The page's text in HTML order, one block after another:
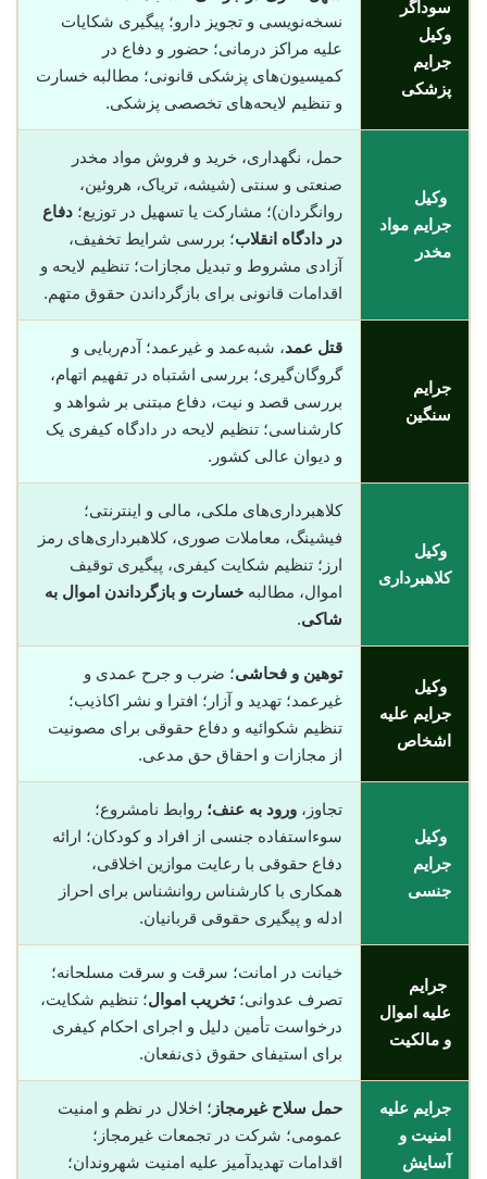
سوداگر
وکیل
جرایم
پزشکی
نسخه‌نویسی و تجویز دارو؛ پیگیری شکایات
علیه مراکز درمانی؛ حضور و دفاع در
کمیسیون‌های پزشکی قانونی؛ مطالبه خسارت
و تنظیم لایحه‌های تخصصی پزشکی.
وکیل
جرایم مواد
مخدر
حمل، نگهداری، خرید و فروش مواد مخدر
صنعتی و سنتی (شیشه، تریاک، هروئین،
روانگردان)؛ مشارکت یا تسهیل در توزیع؛ دفاع
در دادگاه انقلاب؛ بررسی شرایط تخفیف،
آزادی مشروط و تبدیل مجازات؛ تنظیم لایحه و
اقدامات قانونی برای بازگرداندن حقوق متهم.
جرایم
سنگین
قتل عمد، شبه‌عمد و غیرعمد؛ آدم‌ربایی و
گروگان‌گیری؛ بررسی اشتباه در تفهیم اتهام،
بررسی قصد و نیت، دفاع مبتنی بر شواهد و
کارشناسی؛ تنظیم لایحه در دادگاه کیفری یک
و دیوان عالی کشور.
وکیل
کلاهبرداری
کلاهبرداری‌های ملکی، مالی و اینترنتی؛
فیشینگ، معاملات صوری، کلاهبرداری‌های رمز
ارز؛ تنظیم شکایت کیفری، پیگیری توقیف
اموال، مطالبه خسارت و بازگرداندن اموال به
شاکی.
وکیل
جرایم علیه
اشخاص
توهین و فحاشی؛ ضرب و جرح عمدی و
غیرعمد؛ تهدید و آزار؛ افترا و نشر اکاذیب؛
تنظیم شکوائیه و دفاع حقوقی برای مصونیت
از مجازات و احقاق حق مدعی.
وکیل
جرایم
جنسی
تجاوز، ورود به عنف؛ روابط نامشروع؛
سوءاستفاده جنسی از افراد و کودکان؛ ارائه
دفاع حقوقی با رعایت موازین اخلاقی،
همکاری با کارشناس روانشناس برای احراز
ادله و پیگیری حقوقی قربانیان.
جرایم
علیه اموال
و مالکیت
خیانت در امانت؛ سرقت و سرقت مسلحانه؛
تصرف عدوانی؛تخریب اموال؛ تنظیم شکایت،
درخواست تأمین دلیل و اجرای احکام کیفری
برای استیفای حقوق ذی‌نفعان.
جرایم علیه
امنیت و
آسایش
حمل سلاح غیرمجاز ؛ اخلال در نظم و امنیت
عمومی؛ شرکت در تجمعات غیرمجاز؛
اقدامات تهدیدآمیز علیه امنیت شهروندان؛